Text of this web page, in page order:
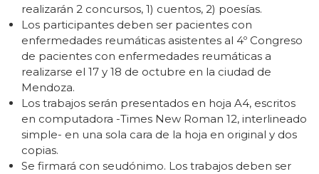
realizarán 2 concursos, 1) cuentos, 2) poesías.
Los participantes deben ser pacientes con
enfermedades reumáticas asistentes al 4º Congreso
de pacientes con enfermedades reumáticas a
realizarse el 17 y 18 de octubre en la ciudad de
Mendoza.
Los trabajos serán presentados en hoja A4, escritos
en computadora -Times New Roman 12, interlineado
simple- en una sola cara de la hoja en original y dos
copias.
Se firmará con seudónimo. Los trabajos deben ser